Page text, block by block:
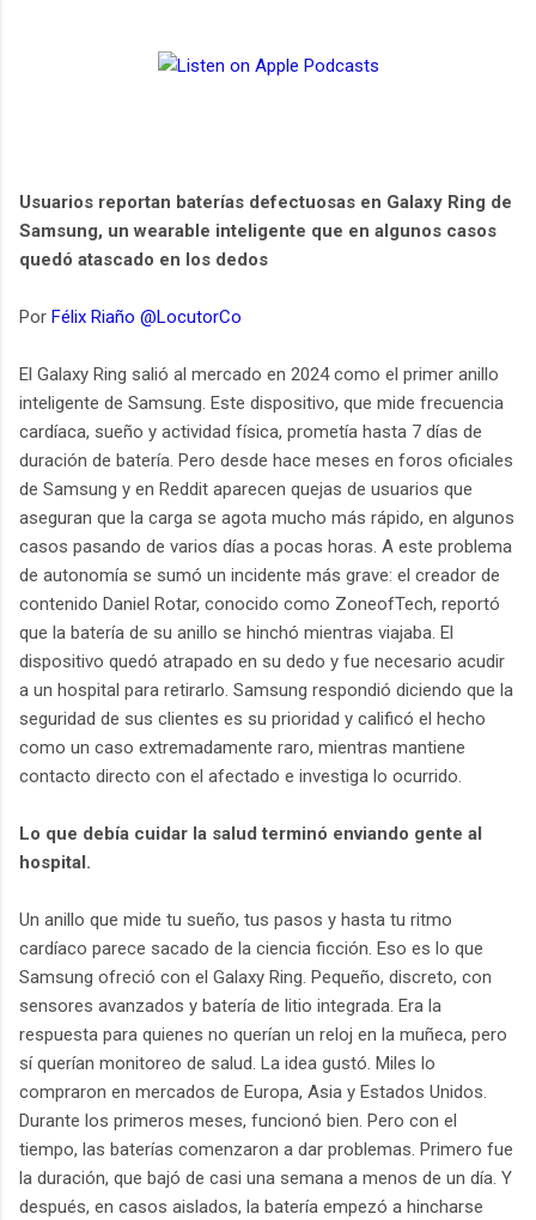
Usuarios reportan baterías defectuosas en Galaxy Ring de
Samsung, un wearable inteligente que en algunos casos
quedó atascado en los dedos
Por Félix Riaño @LocutorCo
El Galaxy Ring salió al mercado en 2024 como el primer anillo
inteligente de Samsung. Este dispositivo, que mide frecuencia
cardíaca, sueño y actividad física, prometía hasta 7 días de
duración de batería. Pero desde hace meses en foros oficiales
de Samsung y en Reddit aparecen quejas de usuarios que
aseguran que la carga se agota mucho más rápido, en algunos
casos pasando de varios días a pocas horas. A este problema
de autonomía se sumó un incidente más grave: el creador de
contenido Daniel Rotar, conocido como ZoneofTech, reportó
que la batería de su anillo se hinchó mientras viajaba. El
dispositivo quedó atrapado en su dedo y fue necesario acudir
a un hospital para retirarlo. Samsung respondió diciendo que la
seguridad de sus clientes es su prioridad y calificó el hecho
como un caso extremadamente raro, mientras mantiene
contacto directo con el afectado e investiga lo ocurrido.
Lo que debía cuidar la salud terminó enviando gente al
hospital.
Un anillo que mide tu sueño, tus pasos y hasta tu ritmo
cardíaco parece sacado de la ciencia ficción. Eso es lo que
Samsung ofreció con el Galaxy Ring. Pequeño, discreto, con
sensores avanzados y batería de litio integrada. Era la
respuesta para quienes no querían un reloj en la muñeca, pero
sí querían monitoreo de salud. La idea gustó. Miles lo
compraron en mercados de Europa, Asia y Estados Unidos.
Durante los primeros meses, funcionó bien. Pero con el
tiempo, las baterías comenzaron a dar problemas. Primero fue
la duración, que bajó de casi una semana a menos de un día. Y
después, en casos aislados, la batería empezó a hincharse